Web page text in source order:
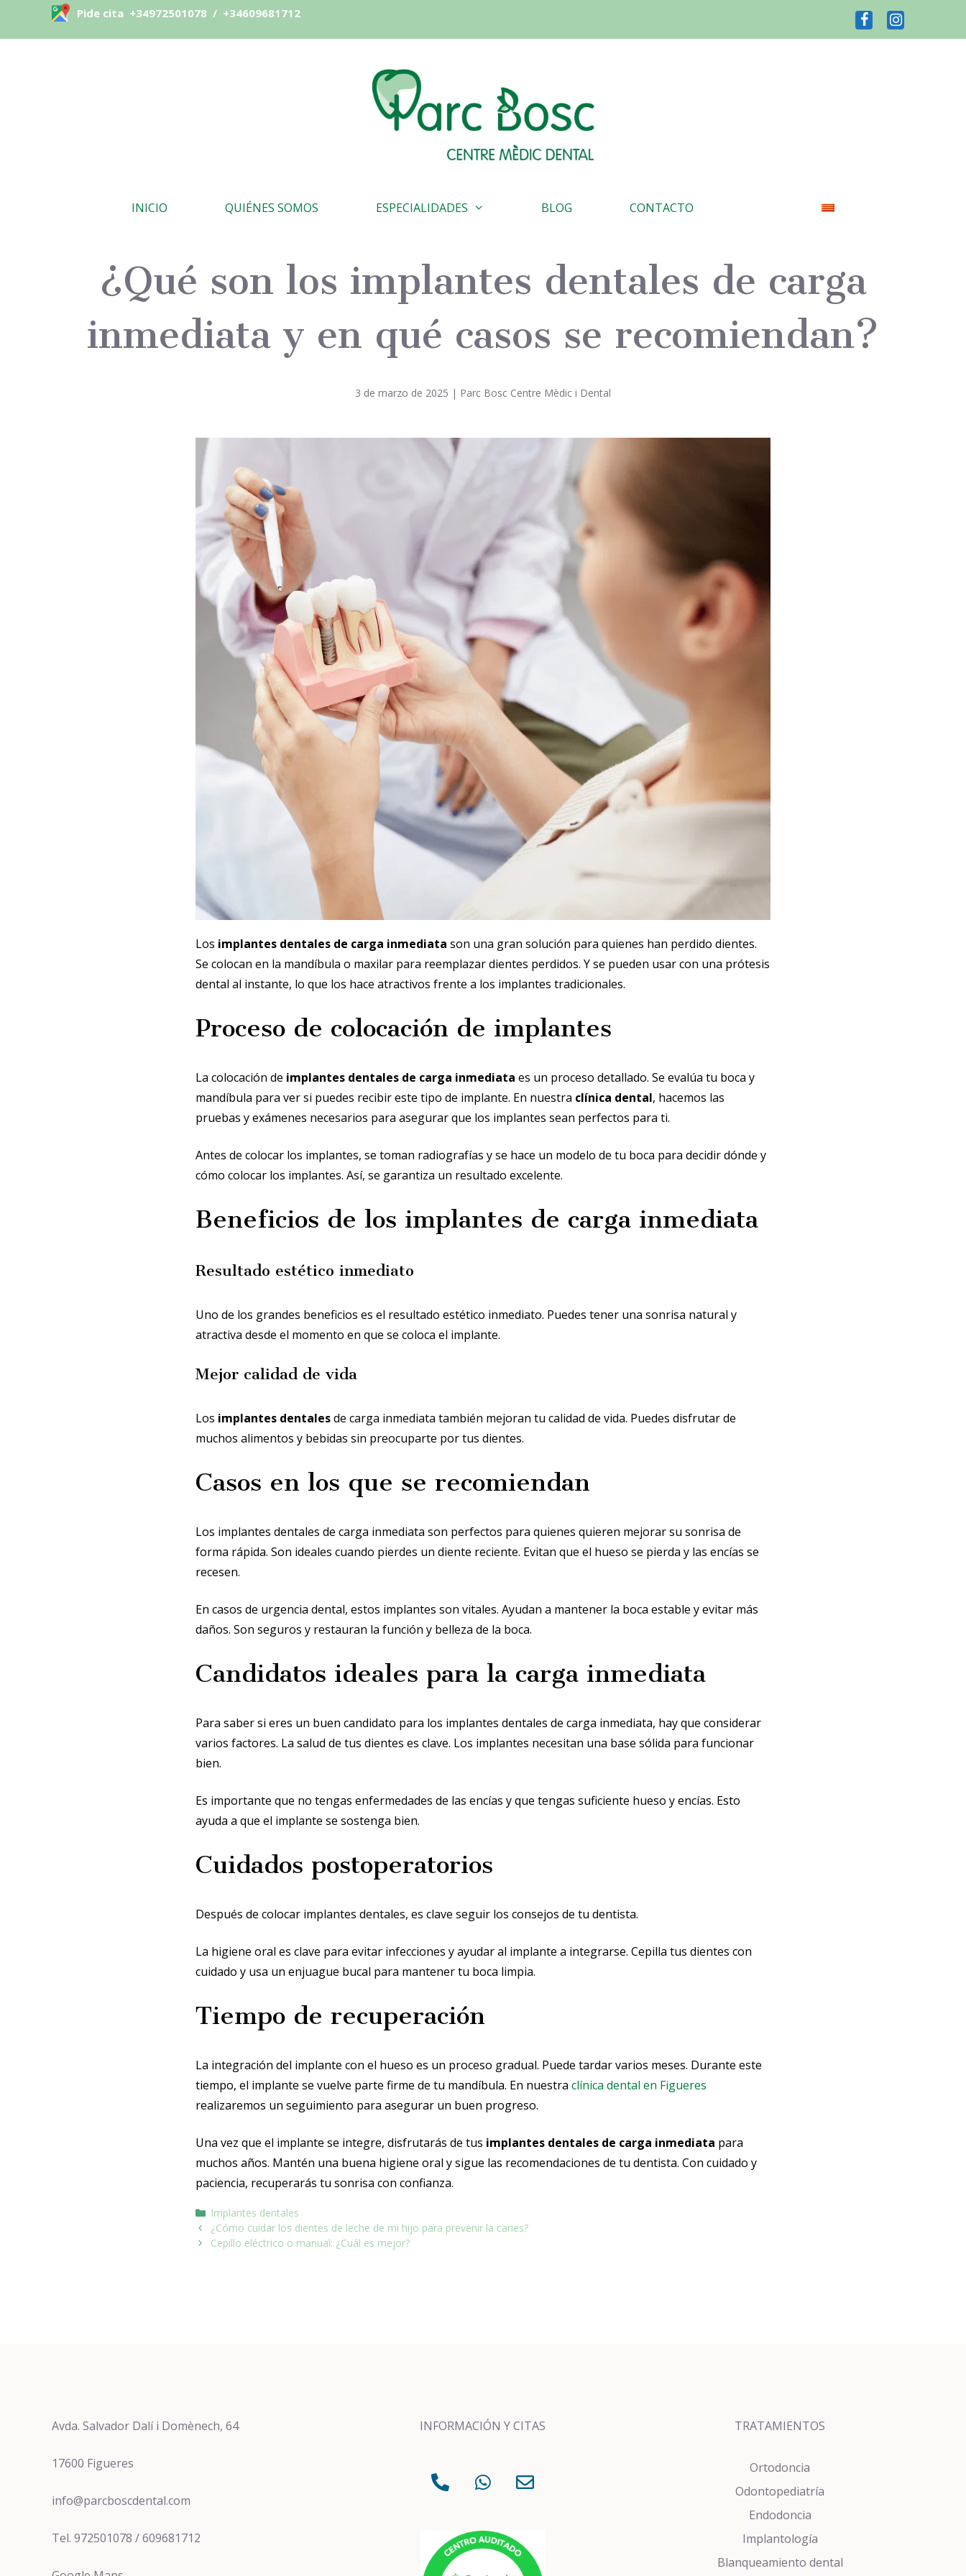
Pide cita +34972501078 / +34609681712
INICIO QUIÉNES SOMOS ESPECIALIDADES BLOG CONTACTO
¿Qué son los implantes dentales de carga
inmediata y en qué casos se recomiendan?
3 de marzo de 2025 | Parc Bosc Centre Mèdic i Dental
Los implantes dentales de carga inmediata son una gran solución para quienes han perdido dientes.
Se colocan en la mandíbula o maxilar para reemplazar dientes perdidos. Y se pueden usar con una prótesis
dental al instante, lo que los hace atractivos frente a los implantes tradicionales.
Proceso de colocación de implantes
La colocación de implantes dentales de carga inmediata es un proceso detallado. Se evalúa tu boca y
mandíbula para ver si puedes recibir este tipo de implante. En nuestra clínica dental, hacemos las
pruebas y exámenes necesarios para asegurar que los implantes sean perfectos para ti.
Antes de colocar los implantes, se toman radiografías y se hace un modelo de tu boca para decidir dónde y
cómo colocar los implantes. Así, se garantiza un resultado excelente.
Beneficios de los implantes de carga inmediata
Resultado estético inmediato
Uno de los grandes beneficios es el resultado estético inmediato. Puedes tener una sonrisa natural y
atractiva desde el momento en que se coloca el implante.
Mejor calidad de vida
Los implantes dentalesde carga inmediata también mejoran tu calidad de vida. Puedes disfrutar de
muchos alimentos y bebidas sin preocuparte por tus dientes.
Casos en los que se recomiendan
Los implantes dentales de carga inmediata son perfectos para quienes quieren mejorar su sonrisa de
forma rápida. Son ideales cuando pierdes un diente reciente. Evitan que el hueso se pierda y las encías se
recesen.
En casos de urgencia dental, estos implantes son vitales. Ayudan a mantener la boca estable y evitar más
daños. Son seguros y restauran la función y belleza de la boca.
Candidatos ideales para la carga inmediata
Para saber si eres un buen candidato para los implantes dentales de carga inmediata, hay que considerar
varios factores. La salud de tus dientes es clave. Los implantes necesitan una base sólida para funcionar
bien.
Es importante que no tengas enfermedades de las encías y que tengas suficiente hueso y encías. Esto
ayuda a que el implante se sostenga bien.
Cuidados postoperatorios
Después de colocar implantes dentales, es clave seguir los consejos de tu dentista.
La higiene oral es clave para evitar infecciones y ayudar al implante a integrarse. Cepilla tus dientes con
cuidado y usa un enjuague bucal para mantener tu boca limpia.
Tiempo de recuperación
La integración del implante con el hueso es un proceso gradual. Puede tardar varios meses. Durante este
tiempo, el implante se vuelve parte firme de tu mandíbula. En nuestra clínica dental en Figueres
realizaremos un seguimiento para asegurar un buen progreso.
Una vez que el implante se integre, disfrutarás de tus implantes dentales de carga inmediata para
muchos años. Mantén una buena higiene oral y sigue las recomendaciones de tu dentista. Con cuidado y
paciencia, recuperarás tu sonrisa con confianza.
Implantes dentales
¿Cómo cuidar los dientes de leche de mi hijo para prevenir la caries?
Cepillo eléctrico o manual: ¿Cuál es mejor?
Avda. Salvador Dalí i Domènech, 64
17600 Figueres
info@parcboscdental.com
Tel. 972501078 / 609681712
INFORMACIÓN Y CITAS TRATAMIENTOS
Ortodoncia
Odontopediatría
Endodoncia
Implantología
Blanqueamiento dental